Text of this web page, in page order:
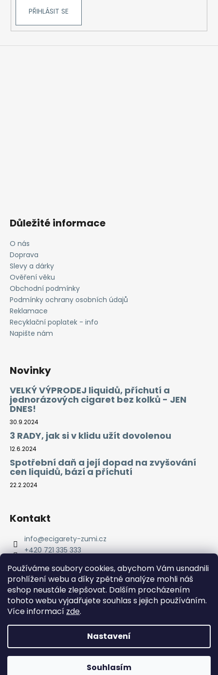
Používáme soubory cookies, abychom Vám usnadnili
prohlížení webu a díky zpětné analýze mohli náš
eshop neustále zlepšovat. Dalším procházením
tohoto webu vyjadřujete souhlas s jejich používáním.
Více informací zde.
Nastavení
Souhlasím
Doprava ZDARMA od 2000 Kč! Dárek k objednávce od 2500
PŘIHLÁSIT SE
Důležité informace
O nás
Doprava
Slevy a dárky
Ověření věku
Obchodní podmínky
Podmínky ochrany osobních údajů
Reklamace
Recyklační poplatek - info
Napište nám
Novinky
VELKÝ VÝPRODEJ liquidů, příchutí a
jednorázových cigaret bez kolků - JEN
DNES!
30.9.2024
3 RADY, jak si v klidu užít dovolenou
12.6.2024
Spotřební daň a její dopad na zvyšování
cen liquidů, bází a příchutí
22.2.2024
Kontakt
info@ecigarety-zumi.cz
+420 721 335 333
Copyright 2026eCigarety ZUMI. Všechna práva
vyhrazena.